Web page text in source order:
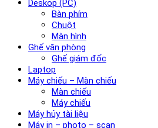
Deskop (PC)
Bàn phím
Chuột
Màn hình
Ghế văn phòng
Ghế giám đốc
Laptop
Máy chiếu – Màn chiếu
Màn chiếu
Máy chiếu
Máy hủy tài liệu
Máy in – photo – scan